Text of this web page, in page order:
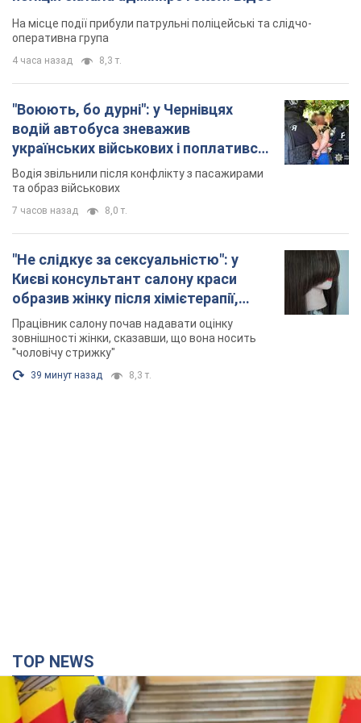
На місце події прибули патрульні поліцейські та слідчо-
оперативна група
4 часа назад 8,3 т.
"Воюють, бо дурні": у Чернівцях
водій автобуса зневажив
українських військових і поплатився.
Відео
Водія звільнили після конфлікту з пасажирами
та образ військових
7 часов назад 8,0 т.
"Не слідкує за сексуальністю": у
Києві консультант салону краси
образив жінку після хімієтерапії,
розгорівся скандал. Фото
Працівник салону почав надавати оцінку
зовнішності жінки, сказавши, що вона носить
"чоловічу стрижку"
39 минут назад 8,3 т.
TOP NEWS